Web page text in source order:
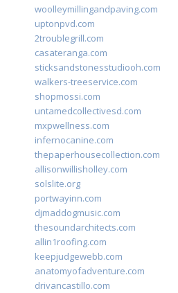
woolleymillingandpaving.com
uptonpvd.com
2troublegrill.com
casateranga.com
sticksandstonesstudiooh.com
walkers-treeservice.com
shopmossi.com
untamedcollectivesd.com
mxpwellness.com
infernocanine.com
thepaperhousecollection.com
allisonwillisholley.com
solslite.org
portwayinn.com
djmaddogmusic.com
thesoundarchitects.com
allin1roofing.com
keepjudgewebb.com
anatomyofadventure.com
drivancastillo.com